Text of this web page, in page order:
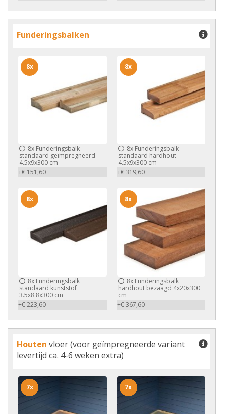
Funderingsbalken
8x Funderingsbalk
standaard geïmpregneerd
4.5x9x300 cm
+€ 151,60
8x
8xFunderingsbalk
standaard hardhout
4.5x9x300 cm
+€ 319,60
8x
8x Funderingsbalk
standaard kunststof
3.5x8.8x300 cm
+€ 223,60
8x
8xFunderingsbalk
hardhout bezaagd 4x20x300
cm
+€ 367,60
8x
Houten vloer (voor geïmpregneerde variant
levertijd ca. 4-6 weken extra)
7x 7x